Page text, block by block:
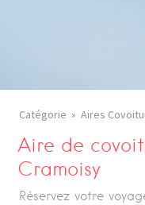
Catégorie Aires
Aire de
Cramoisy
Réservez votre